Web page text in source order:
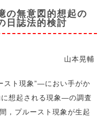
の無意図的想起の
日誌法的検討
山本晃輔
スト現象”―におい手がか
想起される現象―の調査
，プルースト現象が生起